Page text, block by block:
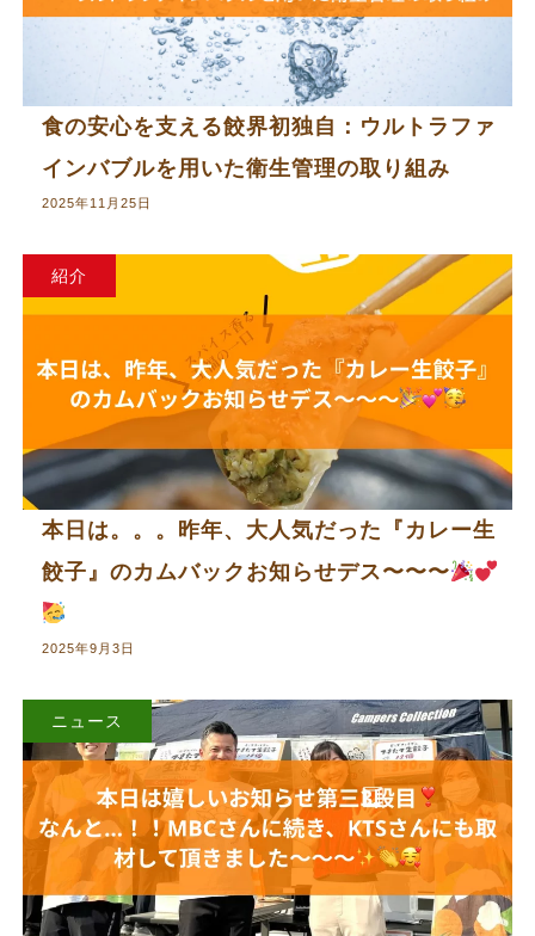
食の安心を支える餃界初独自：ウルトラファ
インバブルを用いた衛生管理の取り組み
2025年11月25日
紹介
本日は。。。昨年、大人気だった『カレー生
餃子』のカムバックお知らせデス〜〜〜
2025年9月3日
ニュース